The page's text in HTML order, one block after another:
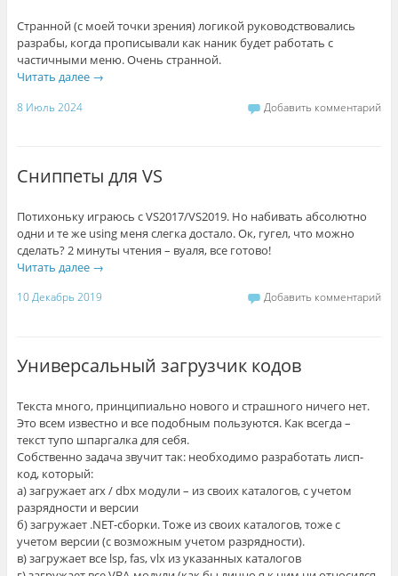
Странной (с моей точки зрения) логикой руководствовались
разрабы, когда прописывали как наник будет работать с
частичными меню. Очень странной.
Читать далее →
8 Июль 2024 Добавить комментарий
Сниппеты для VS
Потихоньку играюсь с VS2017/VS2019. Но набивать абсолютно
одни и те же using меня слегка достало. Ок, гугел, что можно
сделать? 2 минуты чтения – вуаля, все готово!
Читать далее →
10 Декабрь 2019 Добавить комментарий
Универсальный загрузчик кодов
Текста много, принципиально нового и страшного ничего нет.
Это всем известно и все подобным пользуются. Как всегда –
текст тупо шпаргалка для себя.
Собственно задача звучит так: необходимо разработать лисп-
код, который:
а) загружает arx / dbx модули – из своих каталогов, с учетом
разрядности и версии
б) загружает .NET-сборки. Тоже из своих каталогов, тоже с
учетом версии (с возможным учетом разрядности).
в) загружает все lsp, fas, vlx из указанных каталогов